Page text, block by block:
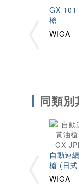
GX-101
槍
WIGA
同類別
自動連
槍 (日
WIGA